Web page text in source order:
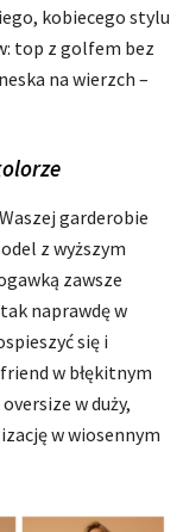
kobiecego stylu
top z golfem bez
na wierzch –
garderobie
z wyższym
zawsze
naprawdę w
się i
w błękitnym
w duży,
w wiosennym